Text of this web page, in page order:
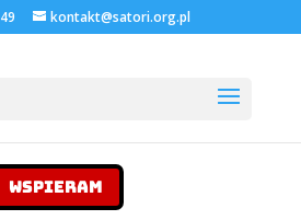
kontakt@satori.org.pl
WSPIERAM